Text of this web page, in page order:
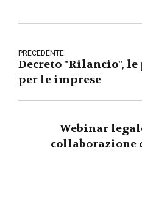
PRECEDENTE
Decreto "Rilancio",
per le imprese
Webinar
collaborazione